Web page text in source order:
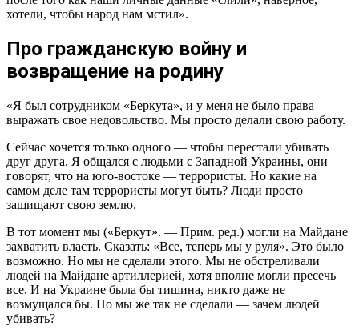
хотели, чтобы народ нам мстил».
Про гражданскую войну и
возвращение на родину
«Я был сотрудником «Беркута», и у меня не было права
выражать свое недовольство. Мы просто делали свою работу.
Сейчас хочется только одного — чтобы перестали убивать
друг друга. Я общался с людьми с Западной Украины, они
говорят, что на юго-востоке — террористы. Но какие на
самом деле там террористы могут быть? Люди просто
защищают свою землю.
В тот момент мы («Беркут». — Прим. ред.) могли на Майдане
захватить власть. Сказать: «Все, теперь мы у руля». Это было
возможно. Но мы не сделали этого. Мы не обстреливали
людей на Майдане артиллерией, хотя вполне могли пресечь
все. И на Украине была бы тишина, никто даже не
возмущался бы. Но мы же так не сделали — зачем людей
убивать?